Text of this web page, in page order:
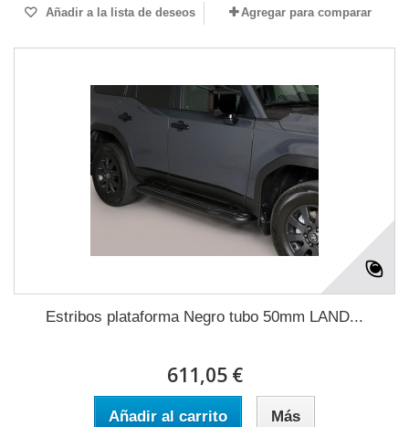
Añadir a la lista de deseos Agregar para comparar
Estribos plataforma Negro tubo 50mm LAND...
611,05 €
Añadir al carrito Más